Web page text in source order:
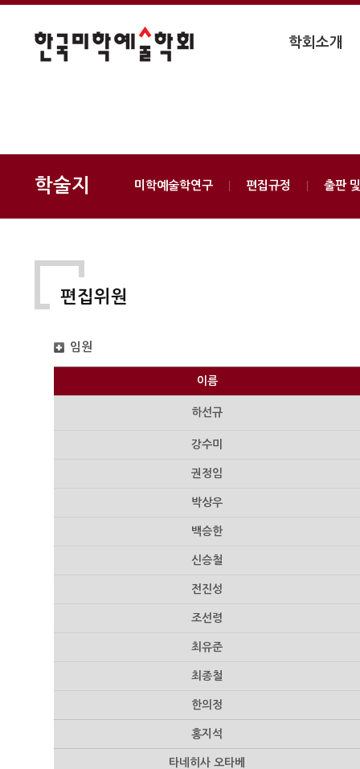
학회소개
학술지 미학예술학연구 편집규정 출판
편집위원
임원
이름
하선규
강수미
권정임
박상우
백승한
신승철
전진성
조선령
최유준
최종철
한의정
홍지석
타네히사 오타베